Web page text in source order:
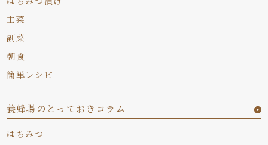
主菜
副菜
朝食
簡単レシピ
養蜂場のとっておきコラム
はちみつ